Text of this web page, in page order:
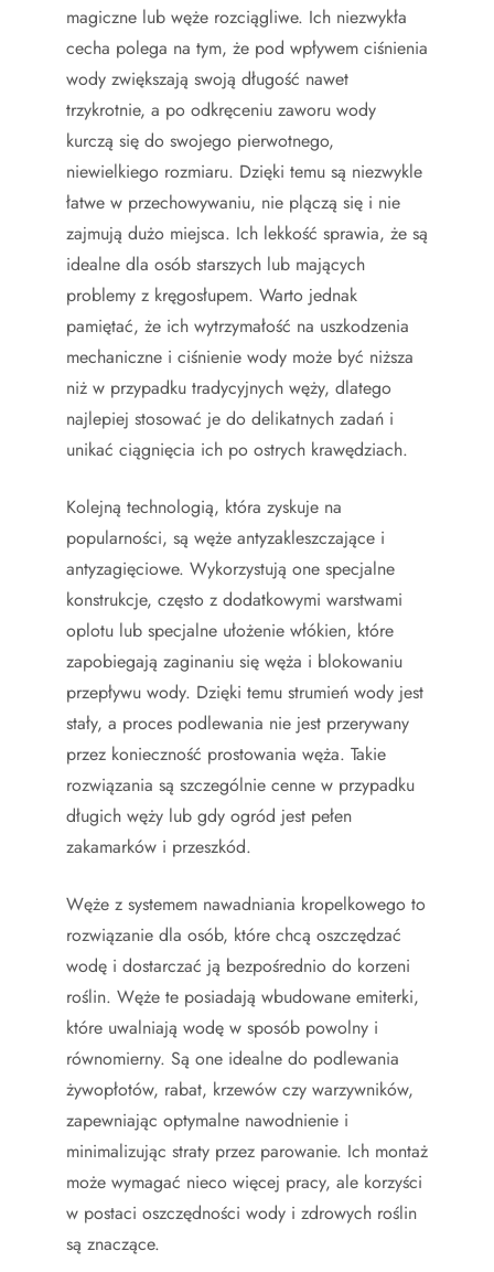
magiczne lub węże rozciągliwe. Ich niezwykła
cecha polega na tym, że pod wpływem ciśnienia
wody zwiększają swoją długość nawet
trzykrotnie, a po odkręceniu zaworu wody
kurczą się do swojego pierwotnego,
niewielkiego rozmiaru. Dzięki temu są niezwykle
łatwe w przechowywaniu, nie plączą się i nie
zajmują dużo miejsca. Ich lekkość sprawia, że są
idealne dla osób starszych lub mających
problemy z kręgosłupem. Warto jednak
pamiętać, że ich wytrzymałość na uszkodzenia
mechaniczne i ciśnienie wody może być niższa
niż w przypadku tradycyjnych węży, dlatego
najlepiej stosować je do delikatnych zadań i
unikać ciągnięcia ich po ostrych krawędziach.
Kolejną technologią, która zyskuje na
popularności, są węże antyzakleszczające i
antyzagięciowe. Wykorzystują one specjalne
konstrukcje, często z dodatkowymi warstwami
oplotu lub specjalne ułożenie włókien, które
zapobiegają zaginaniu się węża i blokowaniu
przepływu wody. Dzięki temu strumień wody jest
stały, a proces podlewania nie jest przerywany
przez konieczność prostowania węża. Takie
rozwiązania są szczególnie cenne w przypadku
długich węży lub gdy ogród jest pełen
zakamarków i przeszkód.
Węże z systemem nawadniania kropelkowego to
rozwiązanie dla osób, które chcą oszczędzać
wodę i dostarczać ją bezpośrednio do korzeni
roślin. Węże te posiadają wbudowane emiterki,
które uwalniają wodę w sposób powolny i
równomierny. Są one idealne do podlewania
żywopłotów, rabat, krzewów czy warzywników,
zapewniając optymalne nawodnienie i
minimalizując straty przez parowanie. Ich montaż
może wymagać nieco więcej pracy, ale korzyści
w postaci oszczędności wody i zdrowych roślin
są znaczące.